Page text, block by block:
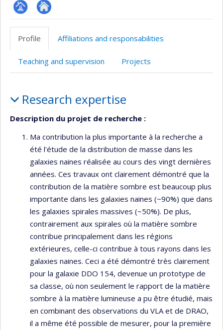
Page
professionnelle
Site
l’unité
de
Profile Affiliations and responsabilities
Teaching and supervision Projects
Research expertise
Description du projet de recherche :
Ma contribution la plus importante à la recherche a
été l'étude de la distribution de masse dans les
galaxies naines réalisée au cours des vingt dernières
années. Ces travaux ont clairement démontré que la
contribution de la matière sombre est beaucoup plus
importante dans les galaxies naines (~90%) que dans
les galaxies spirales massives (~50%). De plus,
contrairement aux spirales où la matière sombre
contribue principalement dans les régions
extérieures, celle-ci contribue à tous rayons dans les
galaxies naines. Ceci a été démontré très clairement
pour la galaxie DDO 154, devenue un prototype de
sa classe, où non seulement le rapport de la matière
sombre à la matière lumineuse a pu être étudié, mais
en combinant des observations du VLA et de DRAO,
il a même été possible de mesurer, pour la première